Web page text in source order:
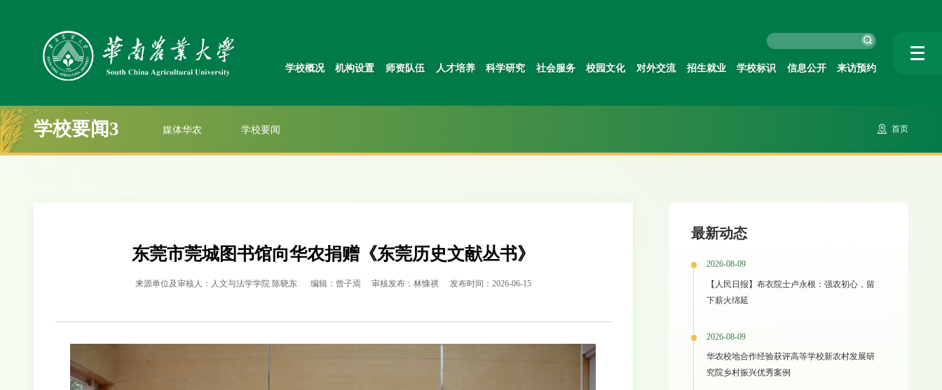
学校概况 机构设置 师资队伍 人才培养 科学研究 社会服务 校园文化 对外交流 招生就业 学校标识 信息公开 来访预约
学校要闻3 媒体华农 学校要闻 首页
东莞市莞城图书馆向华农捐赠《东莞历史文献丛书》
来源单位及审核人：人文与法学学院 陈晓东 编辑：曾子焉 审核发布：林慷祺 发布时间：2026-06-15
最新动态
2026-08-09
【人民日报】布衣院士卢永根：强农初心，留
下薪火绵延
2026-08-09
华农校地合作经验获评高等学校新农村发展研
究院乡村振兴优秀案例